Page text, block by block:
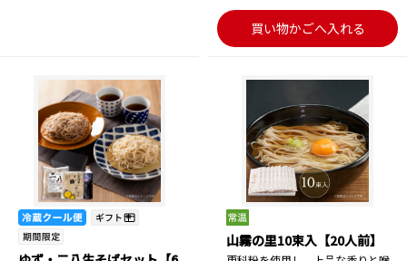
買い物かごへ入れる
山霧の里10束入【20人前】